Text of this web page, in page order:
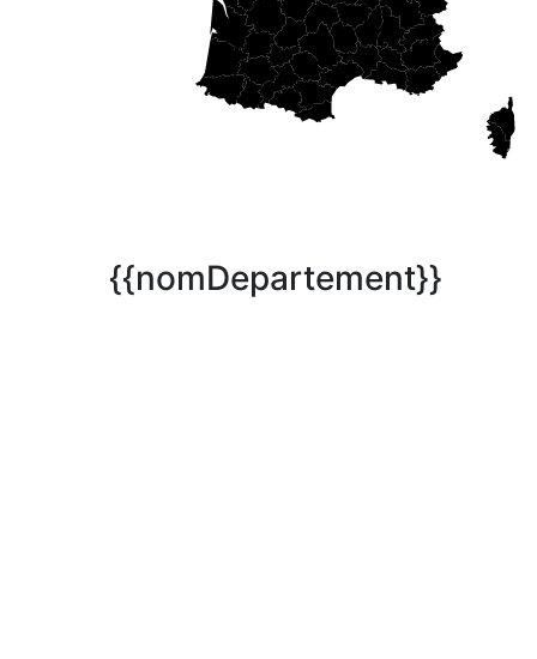
{{nomDepartement}}